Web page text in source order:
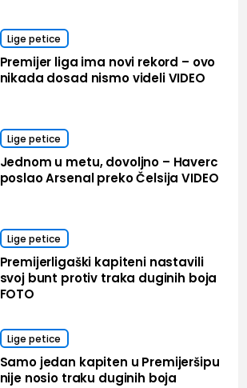
Lige petice
Premijer liga ima novi rekord – ovo
nikada dosad nismo videli VIDEO
Lige petice
Jednom u metu, dovoljno – Haverc
poslao Arsenal preko Čelsija VIDEO
Lige petice
Premijerligaški kapiteni nastavili
svoj bunt protiv traka duginih boja
FOTO
Lige petice
Samo jedan kapiten u Premijeršipu
nije nosio traku duginih boja